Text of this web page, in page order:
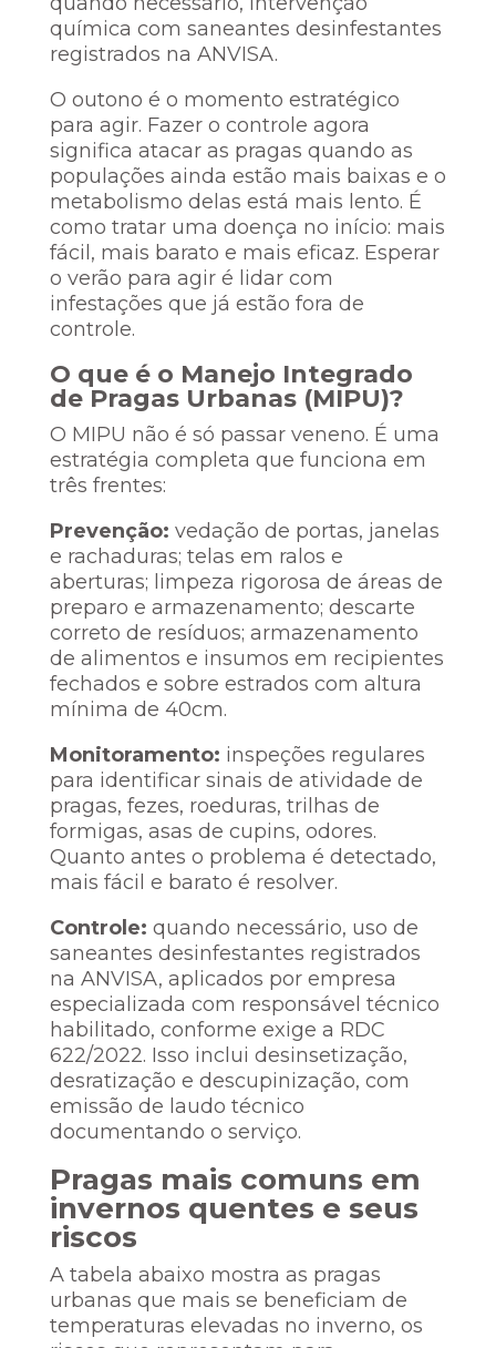
química com saneantes desinfestantes
registrados na ANVISA.
O outono é o momento estratégico
para agir. Fazer o controle agora
significa atacar as pragas quando as
populações ainda estão mais baixas e o
metabolismo delas está mais lento. É
como tratar uma doença no início: mais
fácil, mais barato e mais eficaz. Esperar
o verão para agir é lidar com
infestações que já estão fora de
controle.
O que é o Manejo Integrado
de Pragas Urbanas (MIPU)?
O MIPU não é só passar veneno. É uma
estratégia completa que funciona em
três frentes:
Prevenção: vedação de portas, janelas
e rachaduras; telas em ralos e
aberturas; limpeza rigorosa de áreas de
preparo e armazenamento; descarte
correto de resíduos; armazenamento
de alimentos e insumos em recipientes
fechados e sobre estrados com altura
mínima de 40cm.
Monitoramento: inspeções regulares
para identificar sinais de atividade de
pragas, fezes, roeduras, trilhas de
formigas, asas de cupins, odores.
Quanto antes o problema é detectado,
mais fácil e barato é resolver.
Controle: quando necessário, uso de
saneantes desinfestantes registrados
na ANVISA, aplicados por empresa
especializada com responsável técnico
habilitado, conforme exige a RDC
622/2022. Isso inclui desinsetização,
desratização e descupinização, com
emissão de laudo técnico
documentando o serviço.
Pragas mais comuns em
invernos quentes e seus
riscos
A tabela abaixo mostra as pragas
urbanas que mais se beneficiam de
temperaturas elevadas no inverno, os